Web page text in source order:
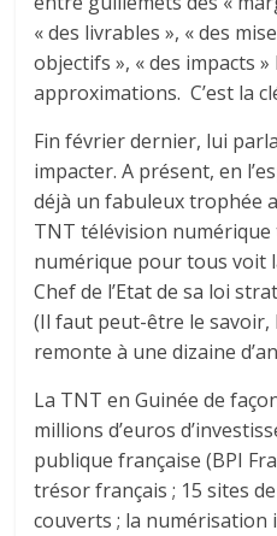
« des livrables », « des
objectifs », « des impacts
approximations. C’est la
Fin février dernier, lui
impacter. A présent, en
déjà un fabuleux trophée
TNT télévision
numérique pour tous voit
Chef de l’Etat de sa loi
(Il faut peut-être le savoir,
remonte à une dizaine
La TNT en Guinée de
millions d’euros
publique française (BPI
trésor français ; 15 sites
couverts ; la numérisation